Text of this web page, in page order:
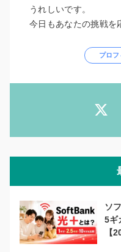
うれしいです。
今日もあなたの挑戦を
プロ
ソ
5ギ
【